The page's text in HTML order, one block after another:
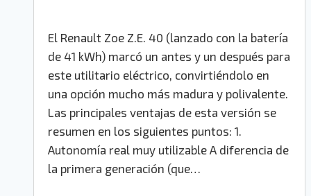
El Renault Zoe Z.E. 40 (lanzado con la batería
de 41 kWh) marcó un antes y un después para
este utilitario eléctrico, convirtiéndolo en
una opción mucho más madura y polivalente.
Las principales ventajas de esta versión se
resumen en los siguientes puntos: 1.
Autonomía real muy utilizable A diferencia de
la primera generación (que…